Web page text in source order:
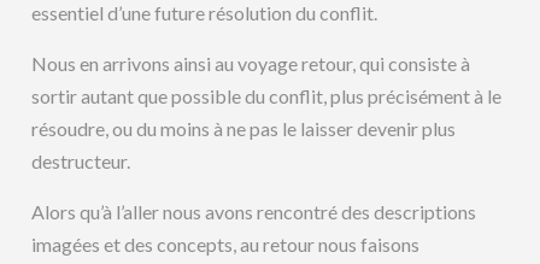
essentiel d’une future résolution du conflit.
Nous en arrivons ainsi au voyage retour, qui consiste à
sortir autant que possible du conflit, plus précisément à le
résoudre, ou du moins à ne pas le laisser devenir plus
destructeur.
Alors qu’à l’aller nous avons rencontré des descriptions
imagées et des concepts, au retour nous faisons